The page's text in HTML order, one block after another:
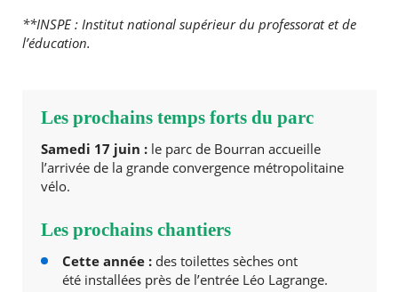
**INSPE : Institut national supérieur du professorat et de
l’éducation.
Les prochains temps forts du parc
Samedi 17 juin : le parc de Bourran accueille
l’arrivée de la grande convergence métropolitaine
vélo.
Les prochains chantiers
Cette année : des toilettes sèches ont
été installées près de l’entrée Léo Lagrange.